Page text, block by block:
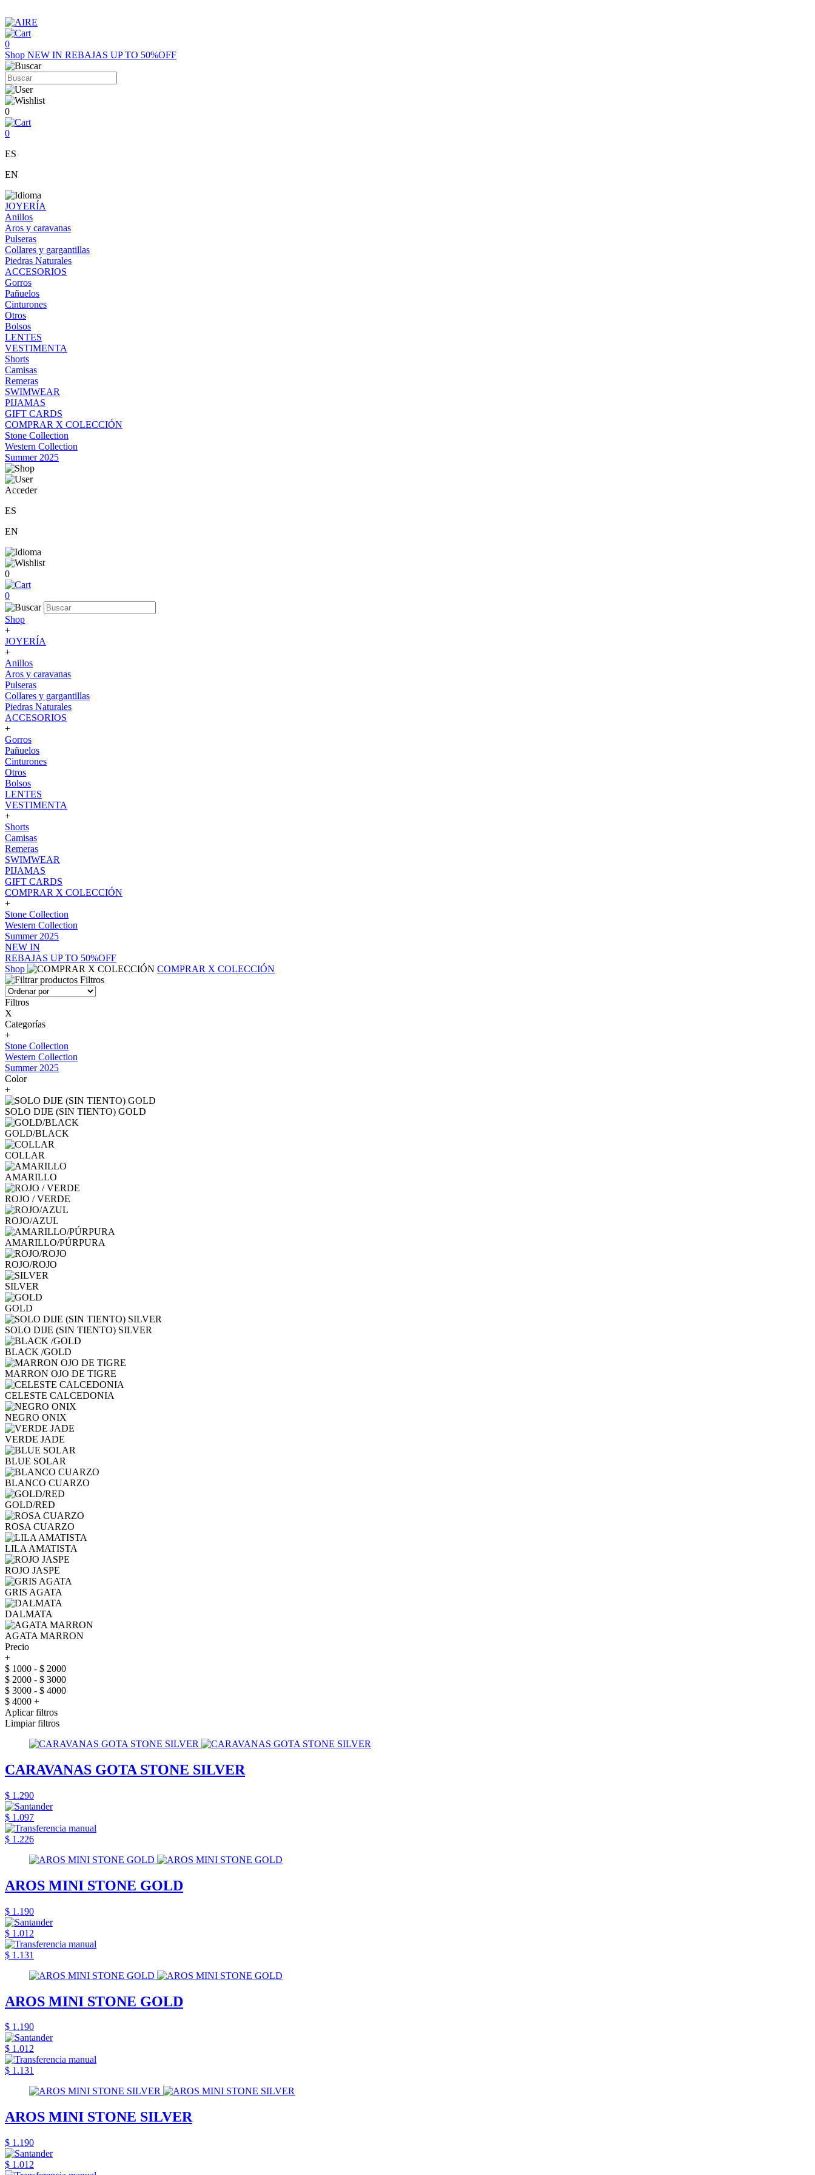
0
Shop NEW IN REBAJAS UP TO 50%OFF
0
0
ES
EN
JOYERÍA
Anillos
Aros y caravanas
Pulseras
Collares y gargantillas
Piedras Naturales
ACCESORIOS
Gorros
Pañuelos
Cinturones
Otros
Bolsos
LENTES
VESTIMENTA
Shorts
Camisas
Remeras
SWIMWEAR
PIJAMAS
GIFT CARDS
COMPRAR X COLECCIÓN
Stone Collection
Western Collection
Summer 2025
Acceder
ES
EN
0
0
Shop
+
JOYERÍA
+
Anillos
Aros y caravanas
Pulseras
Collares y gargantillas
Piedras Naturales
ACCESORIOS
+
Gorros
Pañuelos
Cinturones
Otros
Bolsos
LENTES
VESTIMENTA
+
Shorts
Camisas
Remeras
SWIMWEAR
PIJAMAS
GIFT CARDS
COMPRAR X COLECCIÓN
+
Stone Collection
Western Collection
Summer 2025
NEW IN
REBAJAS UP TO 50%OFF
Shop
COMPRAR X COLECCIÓN
Filtros
Filtros
X
Categorías
+
Stone Collection
Western Collection
Summer 2025
Color
+
SOLO DIJE (SIN TIENTO) GOLD
GOLD/BLACK
COLLAR
AMARILLO
ROJO / VERDE
ROJO/AZUL
AMARILLO/PÚRPURA
ROJO/ROJO
SILVER
GOLD
SOLO DIJE (SIN TIENTO) SILVER
BLACK /GOLD
MARRON OJO DE TIGRE
CELESTE CALCEDONIA
NEGRO ONIX
VERDE JADE
BLUE SOLAR
BLANCO CUARZO
GOLD/RED
ROSA CUARZO
LILA AMATISTA
ROJO JASPE
GRIS AGATA
DALMATA
AGATA MARRON
Precio
+
$ 1000 - $ 2000
$ 2000 - $ 3000
$ 3000 - $ 4000
$ 4000 +
Aplicar filtros
Limpiar filtros
CARAVANAS GOTA STONE SILVER
$ 1.290
$ 1.097
$ 1.226
AROS MINI STONE GOLD
$ 1.190
$ 1.012
$ 1.131
AROS MINI STONE GOLD
$ 1.190
$ 1.012
$ 1.131
AROS MINI STONE SILVER
$ 1.190
$ 1.012